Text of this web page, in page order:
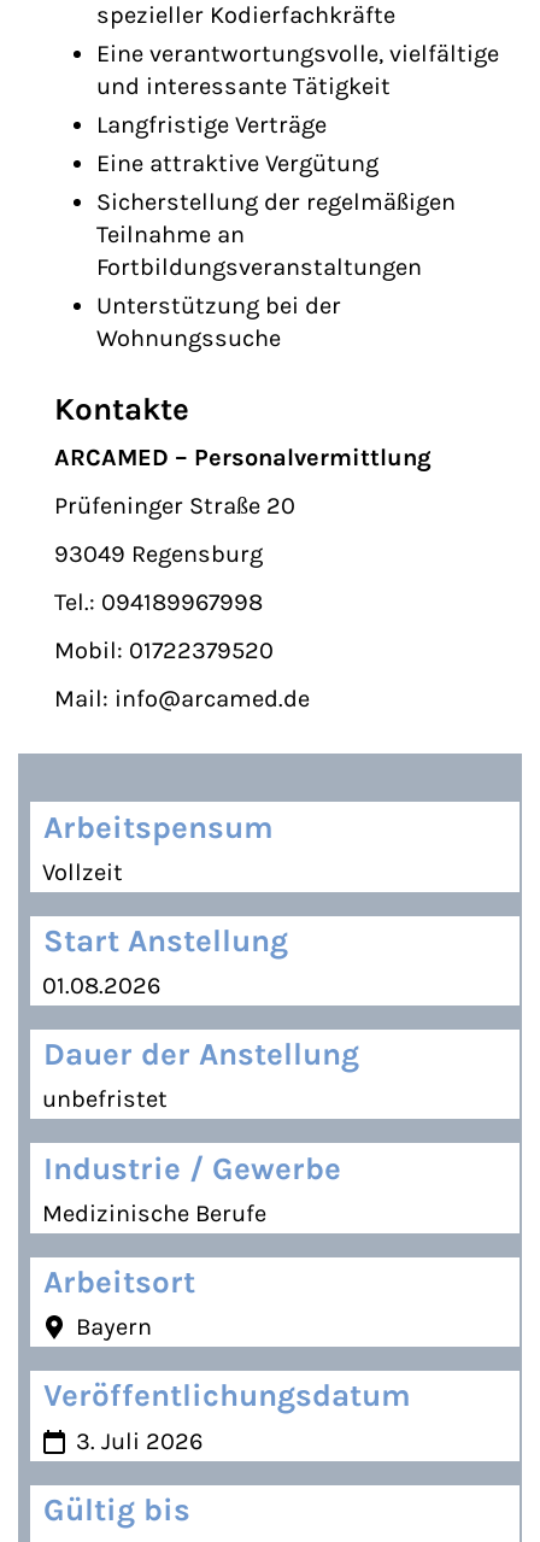
spezieller Kodierfachkräfte
Eine verantwortungsvolle, vielfältige
und interessante Tätigkeit
Langfristige Verträge
Eine attraktive Vergütung
Sicherstellung der regelmäßigen
Teilnahme an
Fortbildungsveranstaltungen
Unterstützung bei der
Wohnungssuche
Kontakte
ARCAMED – Personalvermittlung
Prüfeninger Straße 20
93049 Regensburg
Tel.: 094189967998
Mobil: 01722379520
Mail: info@arcamed.de
Arbeitspensum
Vollzeit
Start Anstellung
01.08.2026
Dauer der Anstellung
unbefristet
Industrie / Gewerbe
Medizinische Berufe
Arbeitsort
Bayern
Veröffentlichungsdatum
3. Juli 2026
Gültig bis